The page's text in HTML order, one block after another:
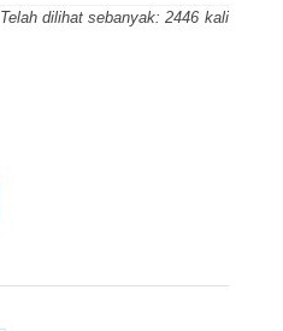
Telah dilihat sebanyak: 2446